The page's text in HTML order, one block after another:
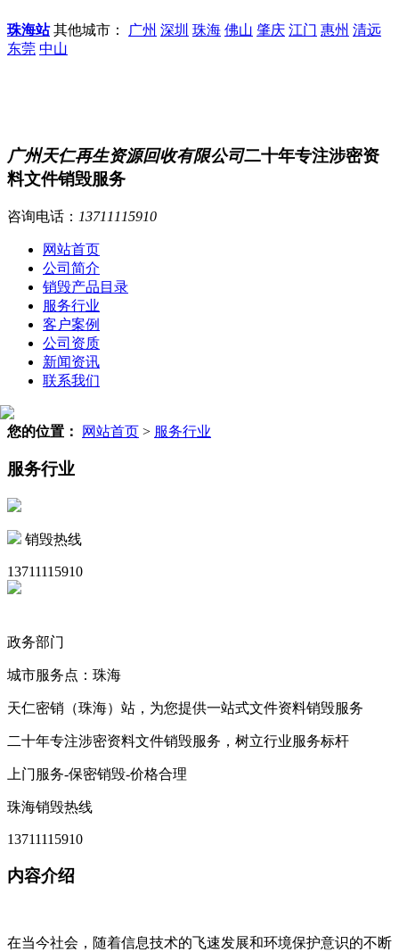
珠海站其他城市： 广州 深圳 珠海 佛山 肇庆 江门 惠州 清远
东莞 中山
广州天仁再生资源回收有限公司二十年专注涉密资
料文件销毁服务
咨询电话： 13711115910
网站首页
公司简介
销毁产品目录
服务行业
客户案例
公司资质
新闻资讯
联系我们
您的位置： 网站首页 > 服务行业
服务行业
销毁热线
13711115910
政务部门
城市服务点：珠海
天仁密销（珠海）站，为您提供一站式文件资料销毁服务
二十年专注涉密资料文件销毁服务，树立行业服务标杆
上门服务-保密销毁-价格合理
珠海销毁热线
13711115910
内容介绍
在当今社会，随着信息技术的飞速发展和环境保护意识的不断